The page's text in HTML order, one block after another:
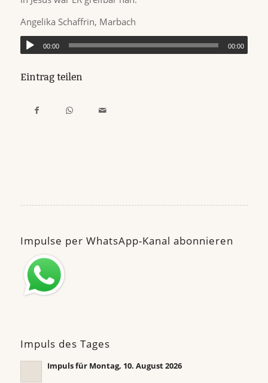
Angelika Schaffrin, Marbach
00:00 00:00
Eintrag teilen
Impulse per WhatsApp-Kanal abonnieren
Impuls des Tages
Impuls für Montag, 10. August 2026